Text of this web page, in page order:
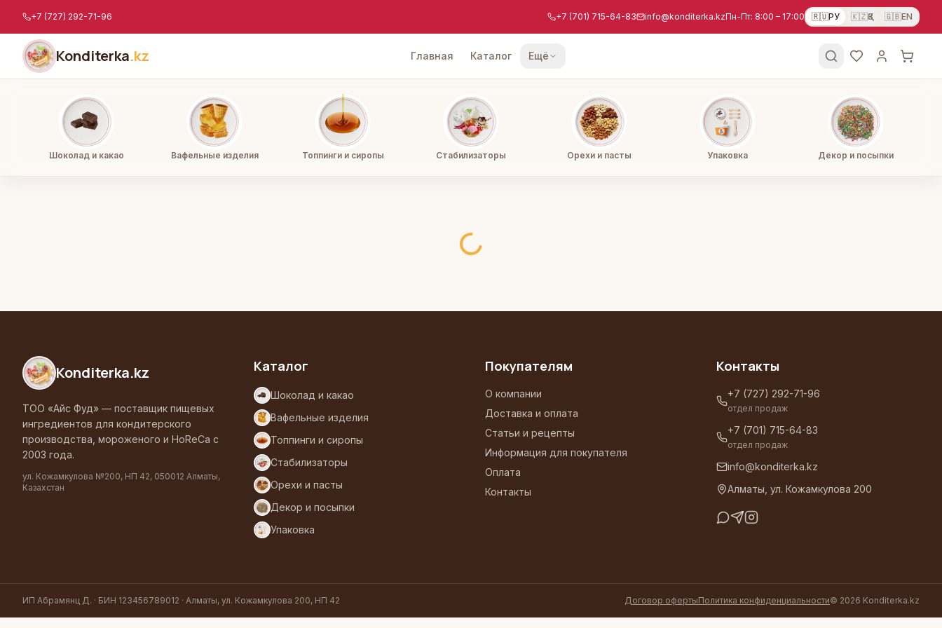
+7 (727) 292-71-96 +7 (701) 715-64-83 info@konditerka.kzПн-Пт: 8:00 – 17:00 🇷🇺РУ 🇰🇿ҚЗ 🇬🇧EN
Konditerka.kz Главная Каталог Ещё
Шоколад и какао Вафельные изделия Топпинги и сиропы Стабилизаторы Орехи и пасты Упаковка Декор и посыпки
Konditerka.kz
ТОО «Айс Фуд» — поставщик пищевых
ингредиентов для кондитерского
производства, мороженого и HoReCa с
2003 года.
ул. Кожамкулова №200, НП 42, 050012 Алматы,
Казахстан
Каталог
Шоколад и какао
Вафельные изделия
Топпинги и сиропы
Стабилизаторы
Орехи и пасты
Декор и посыпки
Упаковка
Покупателям
О компании
Доставка и оплата
Статьи и рецепты
Информация для покупателя
Оплата
Контакты
Контакты
+7 (727) 292-71-96
отдел продаж
+7 (701) 715-64-83
отдел продаж
info@konditerka.kz
Алматы, ул. Кожамкулова 200
ИП Абрамянц Д. · БИН 123456789012 · Алматы, ул. Кожамкулова 200, НП 42 Договор офертыПолитика конфиденциальности© 2026 Konditerka.kz